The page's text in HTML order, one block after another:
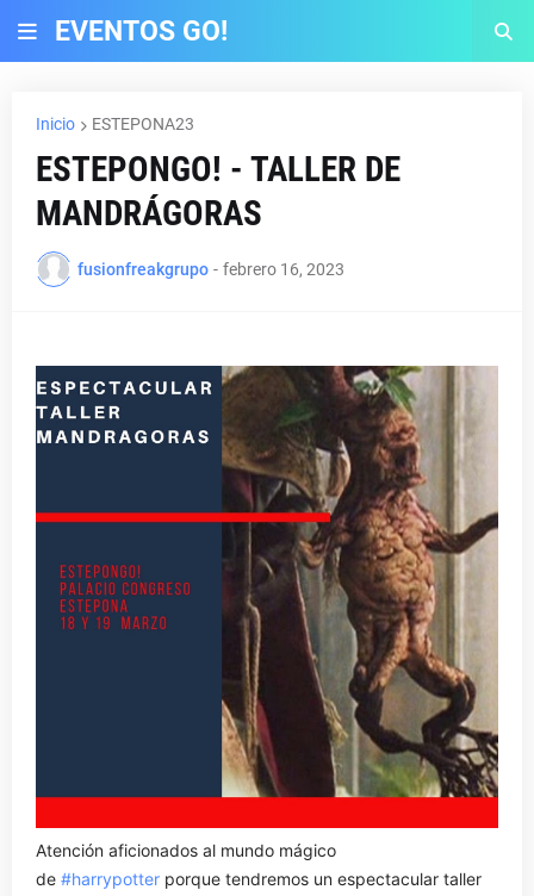
EVENTOS GO!
Inicio ESTEPONA23
ESTEPONGO! - TALLER DE
MANDRÁGORAS
fusionfreakgrupo - febrero 16, 2023
Atención aficionados al mundo mágico
de #harrypotter porque tendremos un espectacular taller